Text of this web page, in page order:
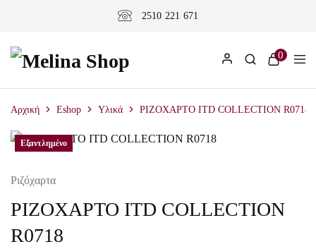
2510 221 671
0
Αρχική Eshop Υλικά ΡΙΖΟΧΑΡΤΟ ITD COLLECTION R0718
Εξαντλημένο
Ριζόχαρτα
ΡΙΖΟΧΑΡΤΟ ITD COLLECTION
R0718